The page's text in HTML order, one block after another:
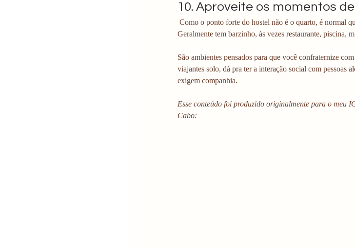
10. Aproveite os momentos
Geralmente tem barzinho, às vezes restaurante, piscina,
São ambientes pensados para que você confraternize
viajantes solo, dá pra ter a interação social com pessoas
exigem companhia.
Esse conteúdo foi produzido originalmente para o meu
Cabo: